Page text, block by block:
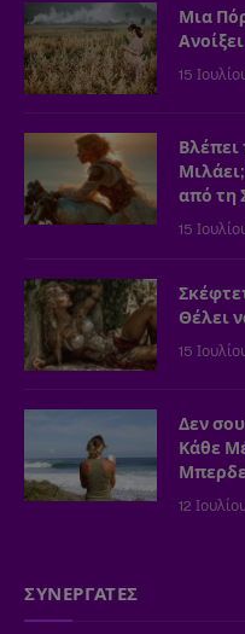
Μια
15
Βλέπει
από τη
15
Θέλει
15
Δεν
Κάθε
12
ΣΥΝΕΡΓΑΤΕΣ